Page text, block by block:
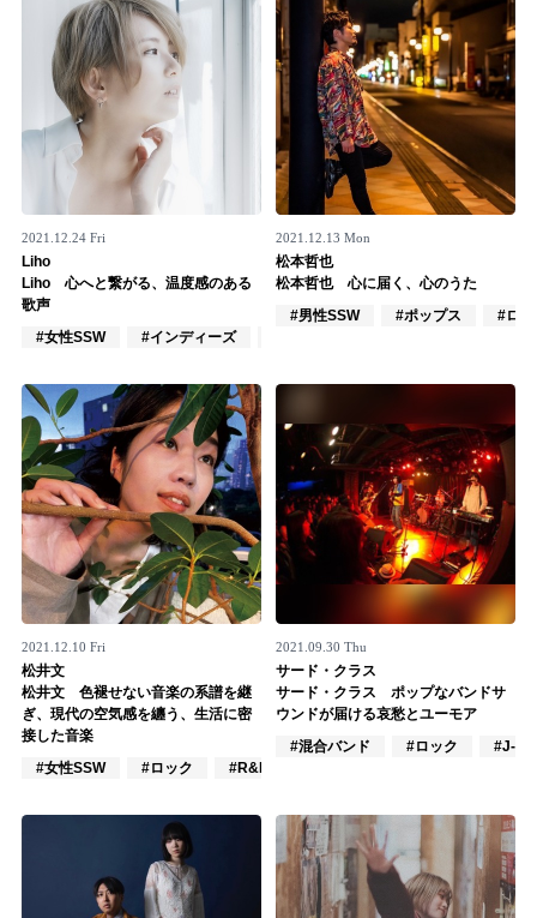
2021.12.24 Fri
Liho
Liho 心へと繋がる、温度感のある
歌声
#女性SSW
#インディーズ
2021.12.13 Mon
松本哲也
松本哲也 心に届く、心のうた
#男性SSW
#ポップス #ロ
2021.12.10 Fri
松井文
松井文 色褪せない音楽の系譜を継
ぎ、現代の空気感を纏う、生活に密
接した音楽
#女性SSW
#ロック #R&B/ソウル
2021.09.30 Thu
サード・クラス
サード・クラス ポップなバンドサ
ウンドが届ける哀愁とユーモア
#混合バンド
#ロック #J-